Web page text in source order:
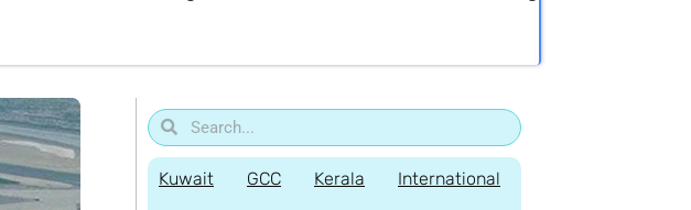
Kuwait GCC Kerala International